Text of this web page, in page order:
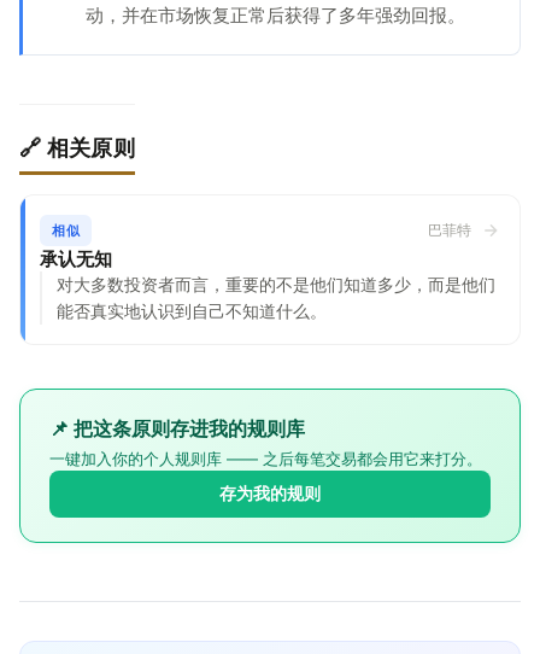
动，并在市场恢复正常后获得了多年强劲回报。
🔗 相关原则
相似 巴菲特
承认无知
对大多数投资者而言，重要的不是他们知道多少，而是他们
能否真实地认识到自己不知道什么。
📌 把这条原则存进我的规则库
一键加入你的个人规则库 —— 之后每笔交易都会用它来打分。
存为我的规则